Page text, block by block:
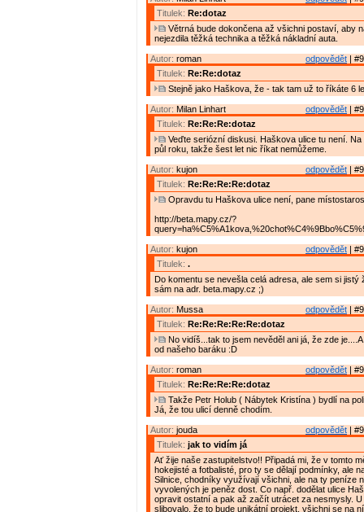
Titulek: Re:dotaz
Větrná bude dokončena až všichni postaví, aby
nejezdila těžká technika a těžká nákladní auta.
odpovědět |
Autor: roman
Titulek: Re:Re:dotaz
Stejně jako Haškova, že - tak tam už to říkáte 6
odpovědět |
Autor: Milan Linhart
Titulek: Re:Re:Re:dotaz
Veďte seriózní diskusi. Haškova ulice tu není. Na
půl roku, takže šest let nic říkat nemůžeme.
odpovědět |
Autor: kujon
Titulek: Re:Re:Re:Re:dotaz
Opravdu tu Haškova ulice není, pane
http://beta.mapy.cz/?
odpovědět |
Autor: kujon
Titulek: .
Do komentu se nevešla celá adresa, ale sem si jistý
sám na adr. beta.mapy.cz ;)
odpovědět |
Autor: Mussa
Titulek: Re:Re:Re:Re:Re:dotaz
No vidíš...tak to jsem nevěděl ani já, že zde
od našeho baráku :D
odpovědět |
Autor: roman
Titulek: Re:Re:Re:Re:dotaz
Takže Petr Holub ( Nábytek Kristína ) bydlí na
Já, že tou ulicí denně chodím.
odpovědět |
Autor: jouda
Titulek: jak to vidím já
Ať žije naše zastupitelstvo!! Připadá mi, že v tomto
hokejisté a fotbalisté, pro ty se dělají podmínky, ale
Silnice, chodníky využívají všichni, ale na ty peníze
vyvolených je peněz dost. Co např. dodělat ulice
opravit ostatní a pak až začít utrácet za nesmysly.
slibovalo, že to bude unikátní projekt, všichni se na